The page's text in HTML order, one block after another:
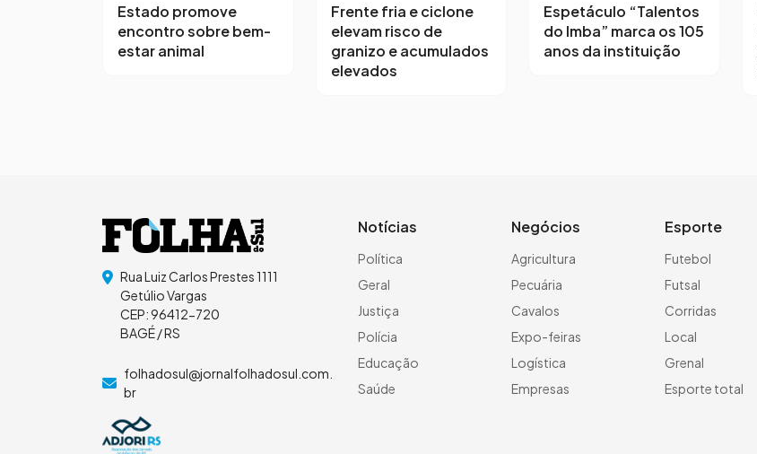
Estado promove
encontro sobre bem-
estar animal
Frente fria e ciclone
elevam risco de
granizo e acumulados
elevados
Espetáculo “Talentos
do Imba” marca os 105
anos da instituição
Rua Luiz Carlos Prestes 1111
Getúlio Vargas
CEP: 96412-720
BAGÉ / RS
folhadosul@jornalfolhadosul.com.
br
Notícias
Política
Geral
Justiça
Polícia
Educação
Saúde
Negócios
Agricultura
Pecuária
Cavalos
Expo-feiras
Logística
Empresas
Esporte
Futebol
Futsal
Corridas
Local
Grenal
Esporte total